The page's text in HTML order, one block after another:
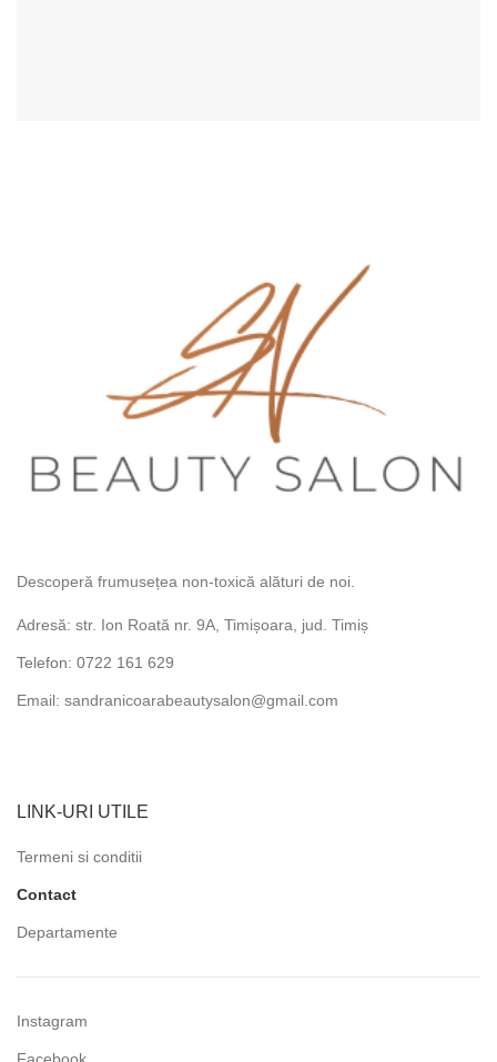
Descoperă frumusețea non-toxică alături de noi.
Adresă: str. Ion Roată nr. 9A, Timișoara, jud. Timiș
Telefon: 0722 161 629
Email: sandranicoarabeautysalon@gmail.com
LINK-URI UTILE
Termeni si conditii
Contact
Departamente
Instagram